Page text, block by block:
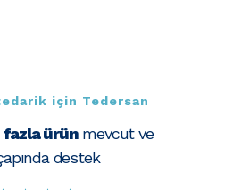
için Tedersan
fazla ürünmevcut ve
destek